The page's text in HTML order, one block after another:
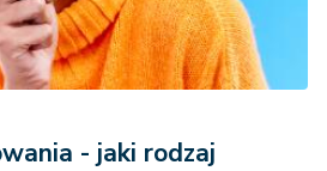
- jaki rodzaj